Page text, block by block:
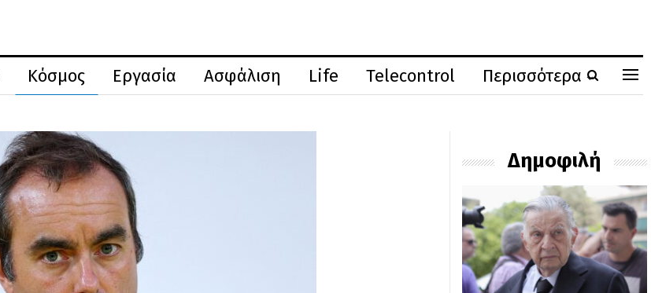
Κόσμος Εργασία Ασφάλιση Life Telecontrol Περισσότερα
Δημοφιλή